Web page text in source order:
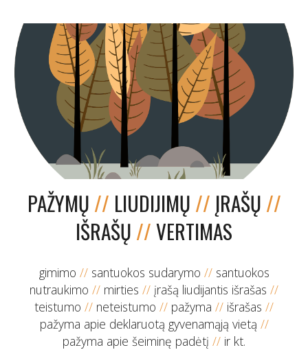
PAŽYMŲ // LIUDIJIMŲ // ĮRAŠŲ //
IŠRAŠŲ //VERTIMAS
gimimo //santuokos sudarymo //santuokos
nutraukimo // mirties // įrašą liudijantis išrašas //
teistumo // neteistumo // pažyma // išrašas //
pažyma apie deklaruotą gyvenamąją vietą //
pažyma apie šeiminę padėtį // ir kt.